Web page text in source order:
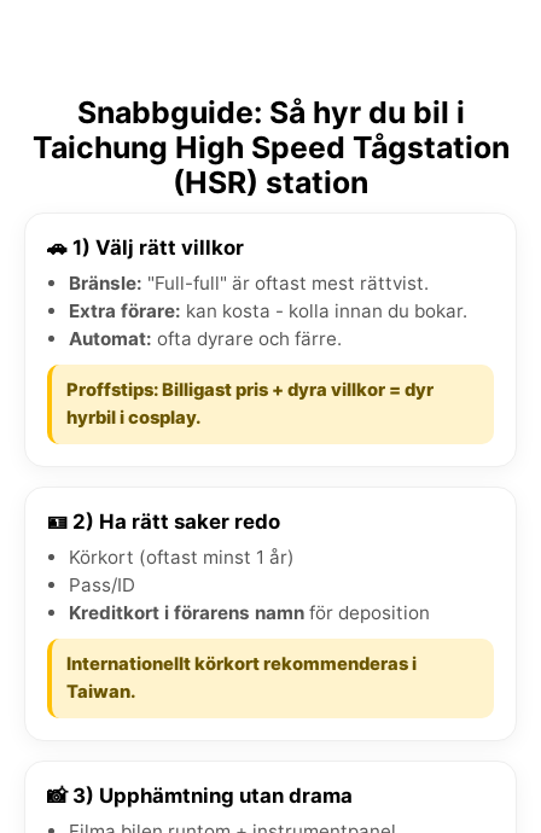
Snabbguide: Så hyr du bil i
Taichung High Speed Tågstation
(HSR) station
🚗 1) Välj rätt villkor
Bränsle: "Full-full" är oftast mest rättvist.
Extra förare: kan kosta - kolla innan du bokar.
Automat: ofta dyrare och färre.
Proffstips: Billigast pris + dyra villkor = dyr
hyrbil i cosplay.
🪪 2) Ha rätt saker redo
Körkort (oftast minst 1 år)
Pass/ID
Kreditkort i förarens namn för deposition
Internationellt körkort rekommenderas i
Taiwan.
📸 3) Upphämtning utan drama